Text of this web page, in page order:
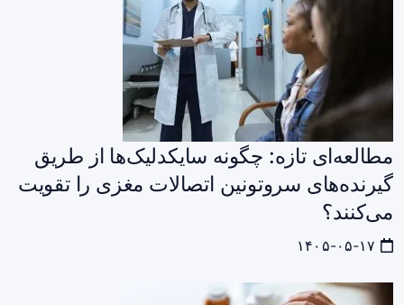
مطالعه‌ای تازه: چگونه سایکدلیک‌ها از طریق
گیرنده‌های سروتونین اتصالات مغزی را تقویت
می‌کنند؟